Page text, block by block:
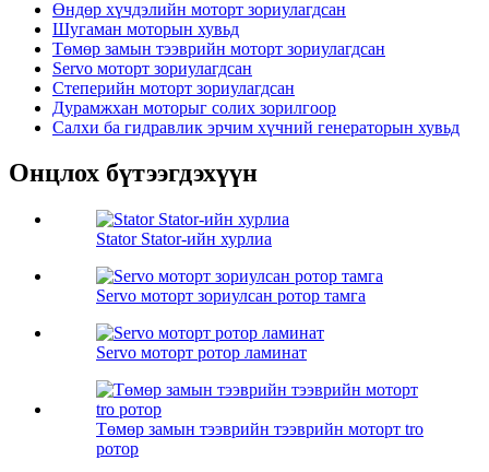
Өндөр хүчдэлийн моторт зориулагдсан
Шугаман моторын хувьд
Төмөр замын тээврийн моторт зориулагдсан
Servo моторт зориулагдсан
Степерийн моторт зориулагдсан
Дурамжхан моторыг солих зорилгоор
Салхи ба гидравлик эрчим хүчний генераторын хувьд
Онцлох бүтээгдэхүүн
Stator Stator-ийн хурлиа
Servo моторт зориулсан ротор тамга
Servo моторт ротор ламинат
Төмөр замын тээврийн тээврийн моторт tro
ротор